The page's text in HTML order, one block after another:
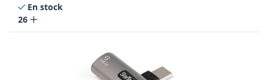
En stock
26